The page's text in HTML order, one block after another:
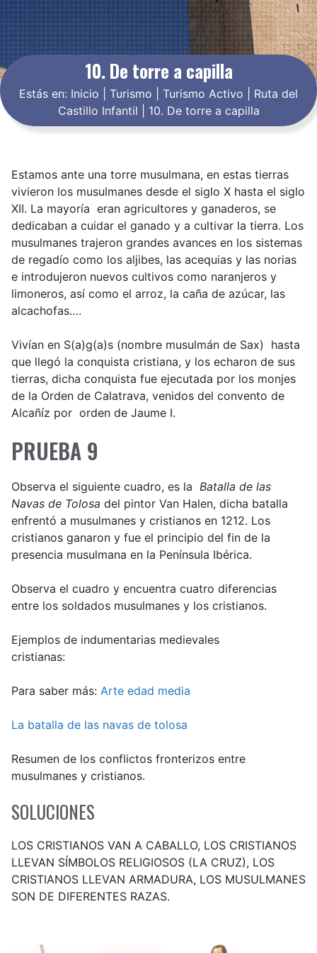
10. De torre a capilla
Estás en: Inicio Turismo Turismo Activo
Ruta del
Castillo Infantil
10. De torre a capilla
Estamos ante una torre musulmana, en estas tierras
vivieron los musulmanes desde el siglo X hasta el siglo
XII. La mayoría eran agricultores y ganaderos, se
dedicaban a cuidar el ganado y a cultivar la tierra. Los
musulmanes trajeron grandes avances en los sistemas
de regadío como los aljibes, las acequias y las norias
e introdujeron nuevos cultivos como naranjeros y
limoneros, así como el arroz, la caña de azúcar, las
alcachofas….
Vivían en S(a)g(a)s (nombre musulmán de Sax) hasta
que llegó la conquista cristiana, y los echaron de sus
tierras, dicha conquista fue ejecutada por los monjes
de la Orden de Calatrava, venidos del convento de
Alcañíz por orden de Jaume I.
PRUEBA 9
Observa el siguiente cuadro, es la Batalla de las
Navas de Tolosa del pintor Van Halen, dicha batalla
enfrentó a musulmanes y cristianos en 1212. Los
cristianos ganaron y fue el principio del fin de la
presencia musulmana en la Península Ibérica.
Observa el cuadro y encuentra cuatro diferencias
entre los soldados musulmanes y los cristianos.
Ejemplos de indumentarias medievales
cristianas:
Para saber más: Arte edad media
La batalla de las navas de tolosa
Resumen de los conflictos fronterizos entre
musulmanes y cristianos.
SOLUCIONES
LOS CRISTIANOS VAN A CABALLO, LOS CRISTIANOS
LLEVAN SÍMBOLOS RELIGIOSOS (LA CRUZ), LOS
CRISTIANOS LLEVAN ARMADURA, LOS MUSULMANES
SON DE DIFERENTES RAZAS.